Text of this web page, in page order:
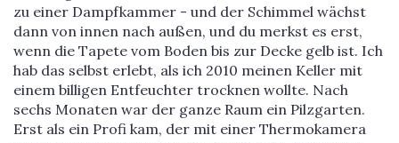
zu einer Dampfkammer - und der Schimmel wächst
dann von innen nach außen, und du merkst es erst,
wenn die Tapete vom Boden bis zur Decke gelb ist. Ich
hab das selbst erlebt, als ich 2010 meinen Keller mit
einem billigen Entfeuchter trocknen wollte. Nach
sechs Monaten war der ganze Raum ein Pilzgarten.
Erst als ein Profi kam, der mit einer Thermokamera